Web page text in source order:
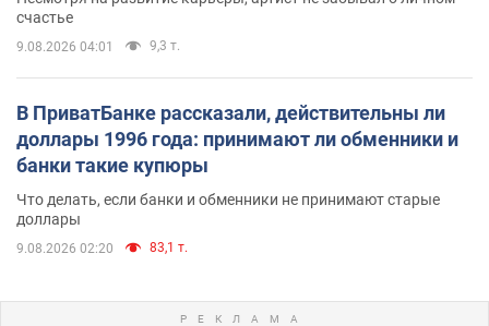
счастье
9.08.2026 04:01 9,3 т.
В ПриватБанке рассказали, действительны ли
доллары 1996 года: принимают ли обменники и
банки такие купюры
Что делать, если банки и обменники не принимают старые
доллары
9.08.2026 02:20 83,1 т.